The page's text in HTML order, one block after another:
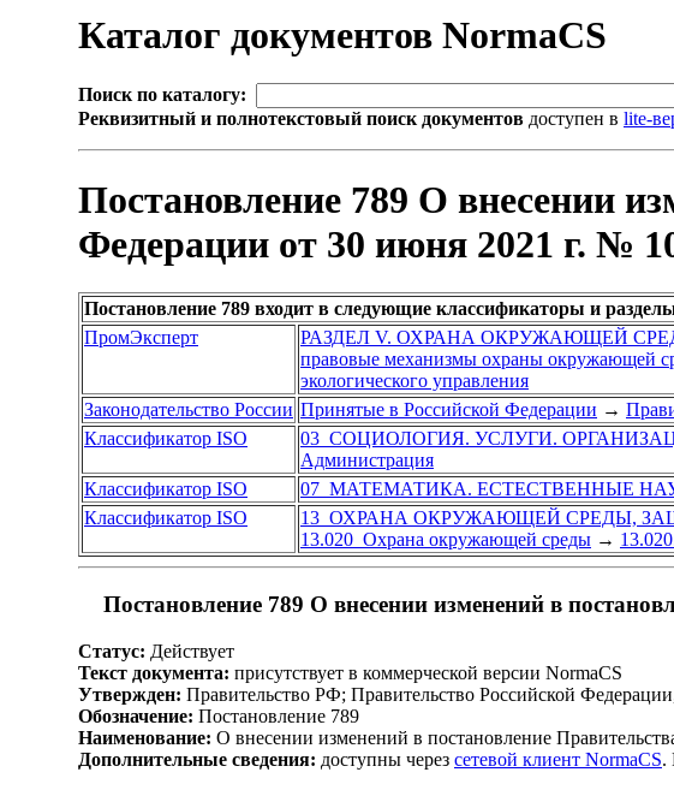
Каталог документов NormaCS
Поиск по каталогу:
Реквизитный и полнотекстовый поиск документов доступен в lite-
Постановление 789 О внесении
Федерации от 30 июня 2021 г. №
Постановление 789 входит в следующие классификаторы и
ПромЭксперт
РАЗДЕЛ V. ОХРАНА ОКРУЖАЮЩЕЙ
правовые механизмы охраны окружающей
экологического управления
Законодательство России Принятые в Российской Федерации →
Классификатор ISO
03 СОЦИОЛОГИЯ. УСЛУГИ.
Администрация
Классификатор ISO
07 МАТЕМАТИКА. ЕСТЕСТВЕННЫЕ
Классификатор ISO
13 ОХРАНА ОКРУЖАЮЩЕЙ СРЕДЫ,
13.020 Охрана окружающей среды →
Постановление 789 О внесении изменений в
Статус: Действует
Текст документа: присутствует в коммерческой версии NormaCS
Утвержден: Правительство РФ; Правительство Российской
Обозначение: Постановление 789
Наименование: О внесении изменений в постановление
Дополнительные сведения: доступны через сетевой клиент NormaCS.